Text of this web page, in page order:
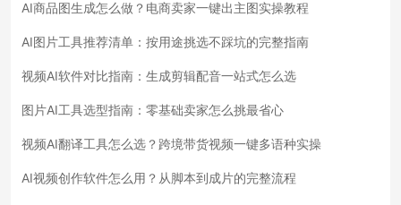
AI商品图生成怎么做？电商卖家一键出主图实操教程
AI图片工具推荐清单：按用途挑选不踩坑的完整指南
视频AI软件对比指南：生成剪辑配音一站式怎么选
图片AI工具选型指南：零基础卖家怎么挑最省心
视频AI翻译工具怎么选？跨境带货视频一键多语种实操
AI视频创作软件怎么用？从脚本到成片的完整流程